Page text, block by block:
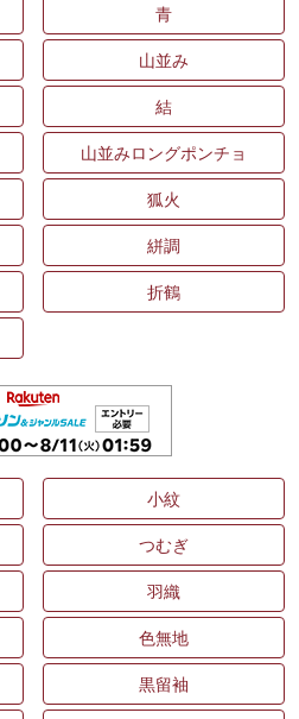
青
山並み
結
山並みロングポンチョ
狐火
絣調
折鶴
小紋
つむぎ
羽織
色無地
黒留袖